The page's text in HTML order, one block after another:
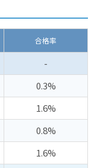
合格率
-
0.3%
1.6%
0.8%
1.6%